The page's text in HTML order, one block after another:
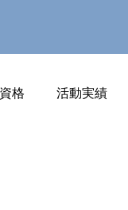
格 活動実績